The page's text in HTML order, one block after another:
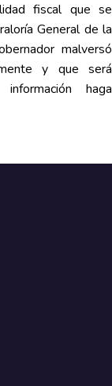
fiscal que se
General de la
malversó
y que será
haga